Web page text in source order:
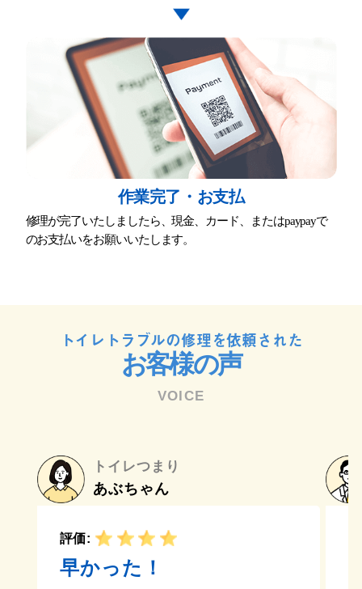
作業完了・お⽀払
修理が完了いたしましたら、現⾦、カード、またはpaypayで
のお⽀払いをお願いいたします。
トイレトラブルの修理を依頼された
お客様の声
VOICE
トイレつまり
あぶちゃん
評価:
早かった！